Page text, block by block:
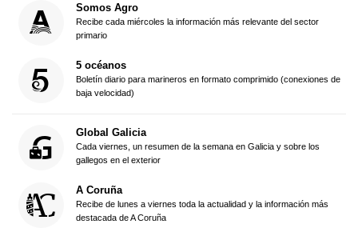
Somos Agro
Recibe cada miércoles la información más relevante del sector
primario
5 océanos
Boletín diario para marineros en formato comprimido (conexiones de
baja velocidad)
Global Galicia
Cada viernes, un resumen de la semana en Galicia y sobre los
gallegos en el exterior
A Coruña
Recibe de lunes a viernes toda la actualidad y la información más
destacada de A Coruña